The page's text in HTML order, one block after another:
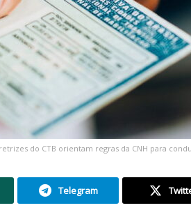
do CTB orientam regras da CNH para
Telegram